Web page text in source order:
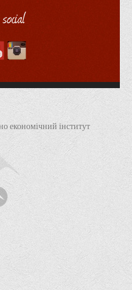
справи
управління
співпраці
економічний інститут